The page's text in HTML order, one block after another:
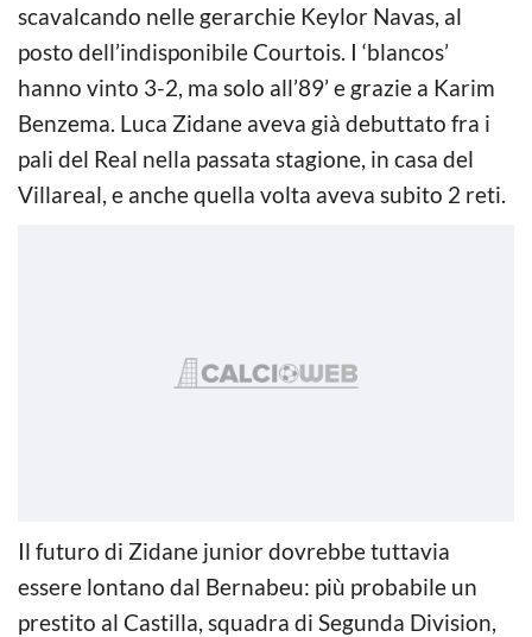
scavalcando nelle gerarchie Keylor Navas, al
posto dell’indisponibile Courtois. I ‘blancos’
hanno vinto 3-2, ma solo all’89’ e grazie a Karim
Benzema. Luca Zidane aveva già debuttato fra i
pali del Real nella passata stagione, in casa del
Villareal, e anche quella volta aveva subito 2 reti.
Il futuro di Zidane junior dovrebbe tuttavia
essere lontano dal Bernabeu: più probabile un
prestito al Castilla, squadra di Segunda Division,